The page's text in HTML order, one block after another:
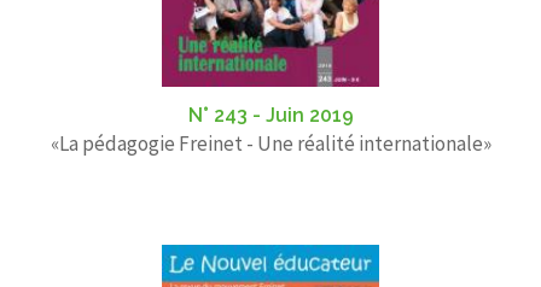
N° 243 - Juin 2019
«La pédagogie Freinet - Une réalité internationale»